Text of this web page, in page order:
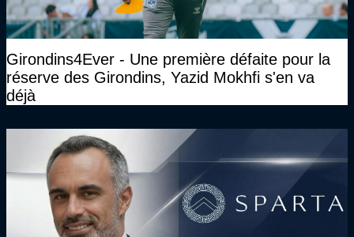
Girondins4Ever - Une première défaite pour la
réserve des Girondins, Yazid Mokhfi s'en va
déjà